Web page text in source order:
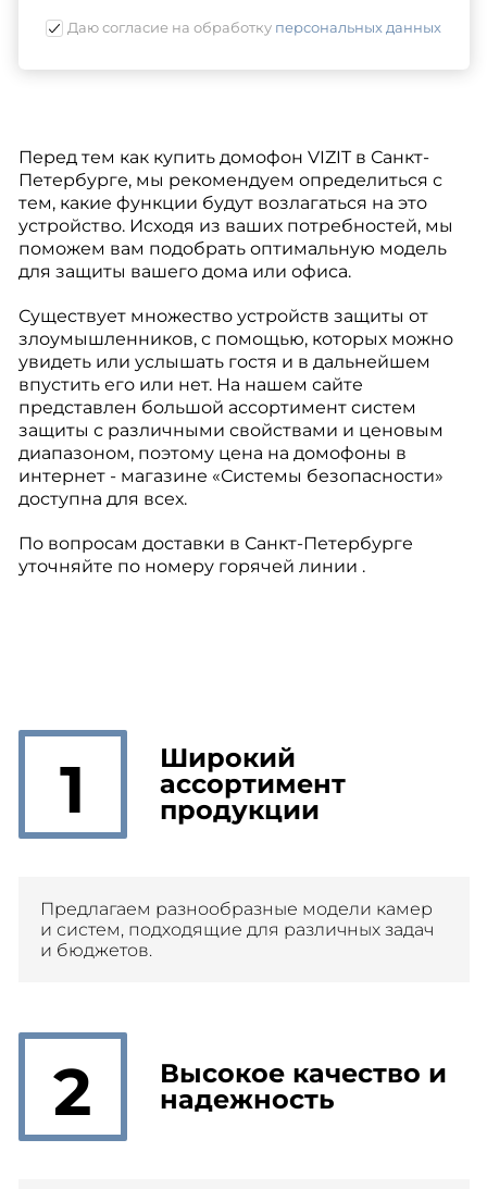
Даю согласие на обработку персональных данных
Перед тем как купить домофон VIZIT в Санкт-
Петербурге, мы рекомендуем определиться с
тем, какие функции будут возлагаться на это
устройство. Исходя из ваших потребностей, мы
поможем вам подобрать оптимальную модель
для защиты вашего дома или офиса.
Существует множество устройств защиты от
злоумышленников, с помощью, которых можно
увидеть или услышать гостя и в дальнейшем
впустить его или нет. На нашем сайте
представлен большой ассортимент систем
защиты с различными свойствами и ценовым
диапазоном, поэтому цена на домофоны в
интернет - магазине «Системы безопасности»
доступна для всех.
По вопросам доставки в Санкт-Петербурге
уточняйте по номеру горячей линии .
1
Широкий
ассортимент
продукции
Предлагаем разнообразные модели камер
и систем, подходящие для различных задач
и бюджетов.
2
Высокое качество и
надежность